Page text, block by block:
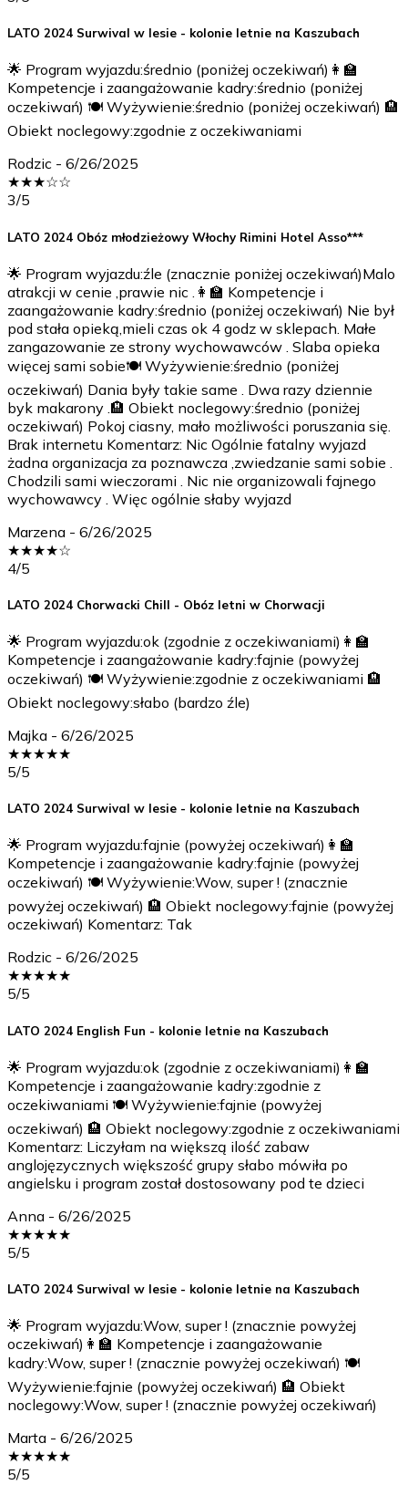
LATO 2024 Surwival w lesie - kolonie letnie na Kaszubach
🌟 Program wyjazdu:średnio (poniżej oczekiwań)👩‍🏫
Kompetencje i zaangażowanie kadry:średnio (poniżej
oczekiwań) 🍽️ Wyżywienie:średnio (poniżej oczekiwań) 🏨
Obiekt noclegowy:zgodnie z oczekiwaniami
Rodzic - 6/26/2025
★★★☆☆
3/5
LATO 2024 Obóz młodzieżowy Włochy Rimini Hotel Asso***
🌟 Program wyjazdu:źle (znacznie poniżej oczekiwań)Malo
atrakcji w cenie ,prawie nic .👩‍🏫 Kompetencje i
zaangażowanie kadry:średnio (poniżej oczekiwań) Nie był
pod stała opieką,mieli czas ok 4 godz w sklepach. Małe
zangazowanie ze strony wychowawców . Slaba opieka
więcej sami sobie🍽️ Wyżywienie:średnio (poniżej
oczekiwań) Dania były takie same . Dwa razy dziennie
byk makarony .🏨 Obiekt noclegowy:średnio (poniżej
oczekiwań) Pokoj ciasny, mało możliwości poruszania się.
Brak internetu Komentarz: Nic Ogólnie fatalny wyjazd
żadna organizacja za poznawcza ,zwiedzanie sami sobie .
Chodzili sami wieczorami . Nic nie organizowali fajnego
wychowawcy . Więc ogólnie słaby wyjazd
Marzena - 6/26/2025
★★★★☆
4/5
LATO 2024 Chorwacki Chill - Obóz letni w Chorwacji
🌟 Program wyjazdu:ok (zgodnie z oczekiwaniami)👩‍🏫
Kompetencje i zaangażowanie kadry:fajnie (powyżej
oczekiwań) 🍽️ Wyżywienie:zgodnie z oczekiwaniami 🏨
Obiekt noclegowy:słabo (bardzo źle)
Majka - 6/26/2025
★★★★★
5/5
LATO 2024 Surwival w lesie - kolonie letnie na Kaszubach
🌟 Program wyjazdu:fajnie (powyżej oczekiwań)👩‍🏫
Kompetencje i zaangażowanie kadry:fajnie (powyżej
oczekiwań) 🍽️ Wyżywienie:Wow, super ! (znacznie
powyżej oczekiwań) 🏨 Obiekt noclegowy:fajnie (powyżej
oczekiwań) Komentarz: Tak
Rodzic - 6/26/2025
★★★★★
5/5
LATO 2024 English Fun - kolonie letnie na Kaszubach
🌟 Program wyjazdu:ok (zgodnie z oczekiwaniami)👩‍🏫
Kompetencje i zaangażowanie kadry:zgodnie z
oczekiwaniami 🍽️ Wyżywienie:fajnie (powyżej
oczekiwań) 🏨 Obiekt noclegowy:zgodnie z oczekiwaniami
Komentarz: Liczyłam na większą ilość zabaw
anglojęzycznych większość grupy słabo mówiła po
angielsku i program został dostosowany pod te dzieci
Anna - 6/26/2025
★★★★★
5/5
LATO 2024 Surwival w lesie - kolonie letnie na Kaszubach
🌟 Program wyjazdu:Wow, super ! (znacznie powyżej
oczekiwań)👩‍🏫 Kompetencje i zaangażowanie
kadry:Wow, super ! (znacznie powyżej oczekiwań) 🍽️
Wyżywienie:fajnie (powyżej oczekiwań) 🏨 Obiekt
noclegowy:Wow, super ! (znacznie powyżej oczekiwań)
Marta - 6/26/2025
★★★★★
5/5